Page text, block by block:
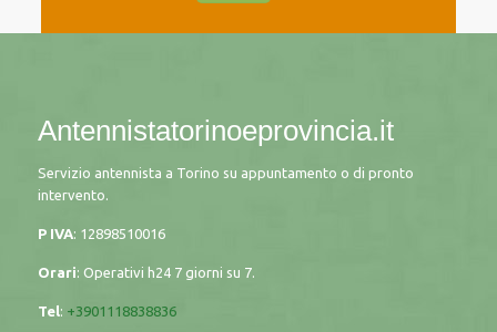
Antennistatorinoeprovincia.it
Servizio antennista a Torino su appuntamento o di pronto
intervento.
P IVA: 12898510016
Orari: Operativi h24 7 giorni su 7.
Tel: +3901118838836